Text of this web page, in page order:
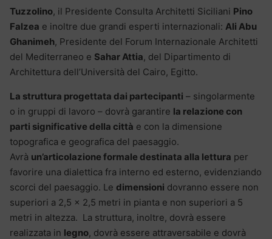
Tuzzolino, il Presidente Consulta Architetti Siciliani Pino
Falzea e inoltre due grandi esperti internazionali: Ali Abu
Ghanimeh, Presidente del Forum Internazionale Architetti
del Mediterraneo e Sahar Attia, del Dipartimento di
Architettura dell’Università del Cairo, Egitto.
La struttura progettata dai partecipanti – singolarmente
o in gruppi di lavoro – dovrà garantire la relazione con
parti significative della città e con la dimensione
topografica e geografica del paesaggio.
Avrà un’articolazione formale destinata alla lettura per
favorire una dialettica fra interno ed esterno, evidenziando
scorci del paesaggio. Le dimensioni dovranno essere non
superiori a 2,5 x 2,5 metri in pianta e non superiori a 5
metri in altezza. La struttura, inoltre, dovrà essere
realizzata in legno, dovrà essere attraversabile e dovrà